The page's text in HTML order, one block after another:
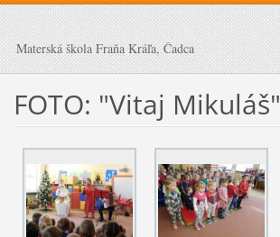
Materská škola Fraňa Kráľa, Čadca
FOTO: "Vitaj Mikuláš"